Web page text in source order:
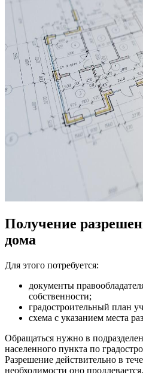
Получение
дома
Для этого потребуется:
документы
собственности;
градостроительный план
схема с указанием места
Обращаться нужно в
населенного пункта по
Разрешение действительно в
необходимости оно